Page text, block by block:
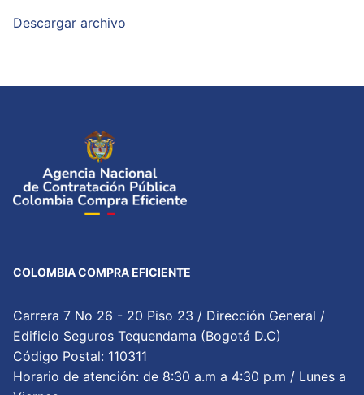
Descargar archivo
COLOMBIA COMPRA EFICIENTE
Carrera 7 No 26 - 20 Piso 23 / Dirección General /
Edificio Seguros Tequendama (Bogotá D.C)
Código Postal: 110311
Horario de atención: de 8:30 a.m a 4:30 p.m / Lunes a